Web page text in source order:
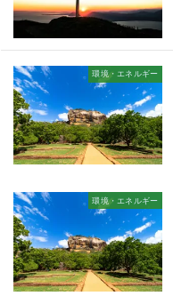
環境・エネルギー
環境・エネルギー